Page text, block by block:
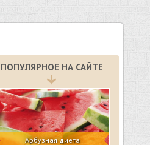
ПОПУЛЯРНОЕ НА САЙТЕ
Арбузная диета